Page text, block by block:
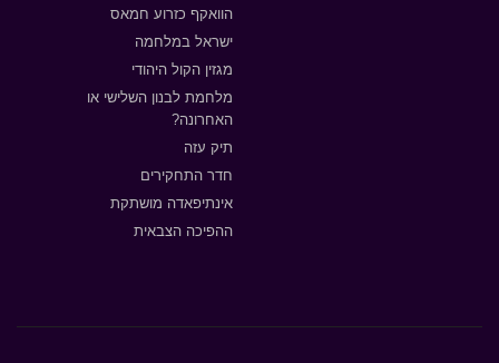
הוואקף כזרוע חמאס
ישראל במלחמה
מגזין הקול היהודי
מלחמת לבנון השלישי או
האחרונה?
תיק עזה
חדר התחקירים
אינתיפאדה מושתקת
ההפיכה הצבאית